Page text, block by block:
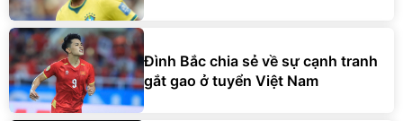
Đình Bắc chia sẻ về sự cạnh tranh
gắt gao ở tuyển Việt Nam